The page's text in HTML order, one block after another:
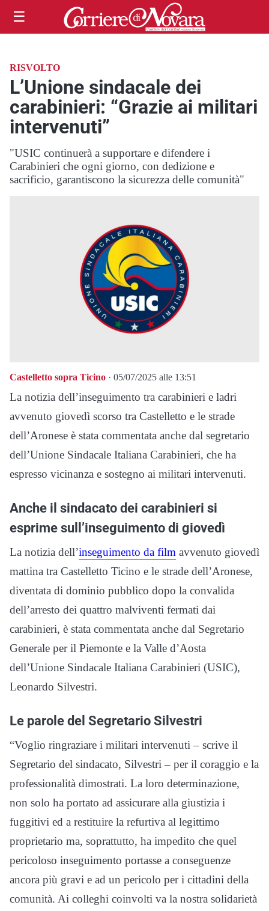
☰
RISVOLTO
L’Unione sindacale dei
carabinieri: “Grazie ai militari
intervenuti”
"USIC continuerà a supportare e difendere i
Carabinieri che ogni giorno, con dedizione e
sacrificio, garantiscono la sicurezza delle comunità"
Castelletto sopra Ticino · 05/07/2025 alle 13:51
La notizia dell’inseguimento tra carabinieri e ladri
avvenuto giovedì scorso tra Castelletto e le strade
dell’Aronese è stata commentata anche dal segretario
dell’Unione Sindacale Italiana Carabinieri, che ha
espresso vicinanza e sostegno ai militari intervenuti.
Anche il sindacato dei carabinieri si
esprime sull’inseguimento di giovedì
La notizia dell’inseguimento da film avvenuto giovedì
mattina tra Castelletto Ticino e le strade dell’Aronese,
diventata di dominio pubblico dopo la convalida
dell’arresto dei quattro malviventi fermati dai
carabinieri, è stata commentata anche dal Segretario
Generale per il Piemonte e la Valle d’Aosta
dell’Unione Sindacale Italiana Carabinieri (USIC),
Leonardo Silvestri.
Le parole del Segretario Silvestri
“Voglio ringraziare i militari intervenuti – scrive il
Segretario del sindacato, Silvestri – per il coraggio e la
professionalità dimostrati. La loro determinazione,
non solo ha portato ad assicurare alla giustizia i
fuggitivi ed a restituire la refurtiva al legittimo
proprietario ma, soprattutto, ha impedito che quel
pericoloso inseguimento portasse a conseguenze
ancora più gravi e ad un pericolo per i cittadini della
comunità. Ai colleghi coinvolti va la nostra solidarietà